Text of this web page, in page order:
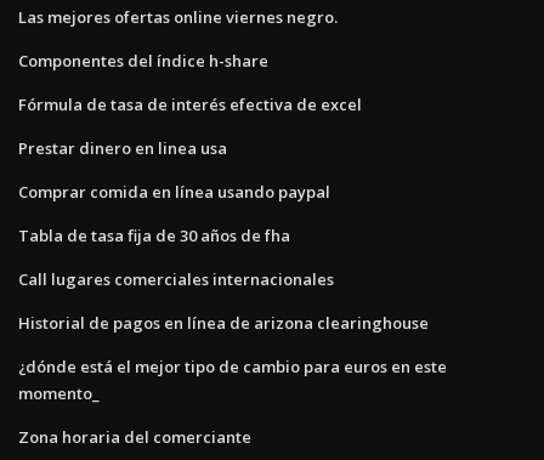
Las mejores ofertas online viernes negro.
Componentes del índice h-share
Fórmula de tasa de interés efectiva de excel
Prestar dinero en linea usa
Comprar comida en línea usando paypal
Tabla de tasa fija de 30 años de fha
Call lugares comerciales internacionales
Historial de pagos en línea de arizona clearinghouse
¿dónde está el mejor tipo de cambio para euros en este
momento_
Zona horaria del comerciante